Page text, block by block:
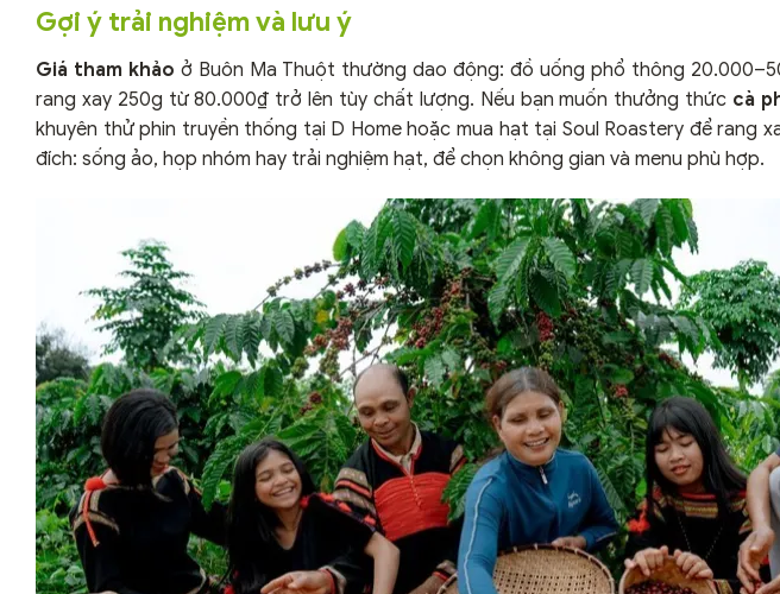
Gợi ý trải nghiệm và lưu ý
Giá tham khảo ở Buôn Ma Thuột thường dao động: đồ uống phổ thông
rang xay 250g từ 80.000₫ trở lên tùy chất lượng. Nếu bạn muốn thưởng thức cà
khuyên thử phin truyền thống tại D Home hoặc mua hạt tại Soul Roastery để rang
đích: sống ảo, họp nhóm hay trải nghiệm hạt, để chọn không gian và menu phù hợp.